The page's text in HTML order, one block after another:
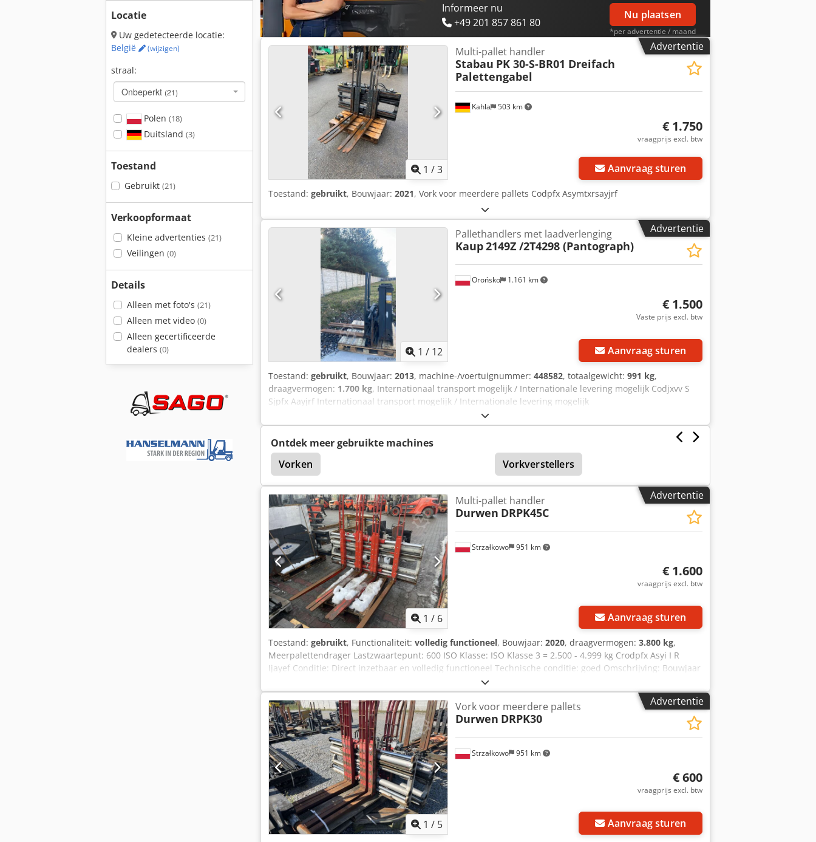
Locatie
Uw gedetecteerde locatie:
België
(wijzigen)
straal:
Onbeperkt (21)
Polen (18)
Duitsland (3)
Toestand
Gebruikt (21)
Verkoopformaat
Kleine advertenties (21)
Veilingen (0)
Details
Alleen met foto's (21)
Alleen met video (0)
Alleen gecertificeerde
dealers (0)
Informeer nu
+49 201 857 861 80
Nu plaatsen
*per advertentie / maand
Advertentie
1 /3
Kahla 503 km
Multi-pallet handler
Stabau PK 30-S-BR01 Dreifach
Palettengabel
€ 1.750
vraagprijs excl. btw
Aanvraag sturen
Toestand: gebruikt, Bouwjaar: 2021, Vork voor meerdere pallets Codpfx Asymtxrsayjrf
Advertentie
1 / 12
Orońsko 1.161 km
Pallethandlers met laadverlenging
Kaup2149Z /2T4298 (Pantograph)
€ 1.500
Vaste prijs excl. btw
Aanvraag sturen
Toestand: gebruikt, Bouwjaar: 2013, machine-/voertuignummer: 448582, totaalgewicht: 991 kg,
draagvermogen: 1.700 kg, Internationaal transport mogelijk / Internationale levering mogelijk Codjxvv S
Sjpfx Aayjrf Internationaal transport mogelijk / Internationale levering mogelijk
Ontdek meer gebruikte machines
Vorken
Vorkverstellers
Advertentie
1 / 6
Strzałkowo 951 km
Multi-pallet handler
Durwen DRPK45C
€ 1.600
vraagprijs excl. btw
Aanvraag sturen
Toestand: gebruikt, Functionaliteit: volledig functioneel, Bouwjaar: 2020, draagvermogen: 3.800 kg,
Meerpalettendrager Lastzwaartepunt: 600 ISO Klasse: ISO Klasse 3 = 2.500 - 4.999 kg Crodpfx Asyi I R
Ijayef Conditie: Direct inzetbaar en volledig functioneel Technische conditie: goed Omschrijving: Bouwjaar
2020 ISO 3A (51 cm) Capaciteit 3.800 kg Sideshift Openingsbereik 560-2.450 mm Breedte 1.800 mm Lepels
1.200 mm ID OS1842
Advertentie
1 / 5
Strzałkowo 951 km
Vork voor meerdere pallets
Durwen DRPK30
€ 600
vraagprijs excl. btw
Aanvraag sturen